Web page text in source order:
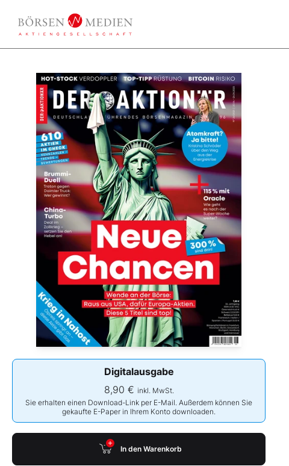
Digitalausgabe
8,90 € inkl. MwSt.
Sie erhalten einen Download-Link per E-Mail. Außerdem können Sie
gekaufte E-Paper in Ihrem Konto downloaden.
In den Warenkorb